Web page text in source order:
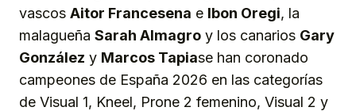
vascos Aitor Francesena e Ibon Oregi, la
malagueña Sarah Almagro y los canarios Gary
González y Marcos Tapiase han coronado
campeones de España 2026 en las categorías
de Visual 1, Kneel, Prone 2 femenino, Visual 2 y